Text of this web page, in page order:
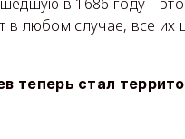
в 1686 году –
в любом случае, все их
теперь стал